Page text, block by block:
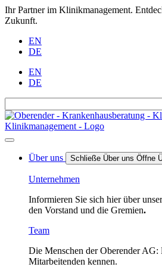
Ihr Partner im Klinikmanagement.
Zukunft.
EN
DE
EN
DE
Über uns Schließe Über uns Öffne
Unternehmen
Informieren Sie sich hier über
den Vorstand und die Gremien.
Team
Die Menschen der Oberender AG:
Mitarbeitenden kennen.